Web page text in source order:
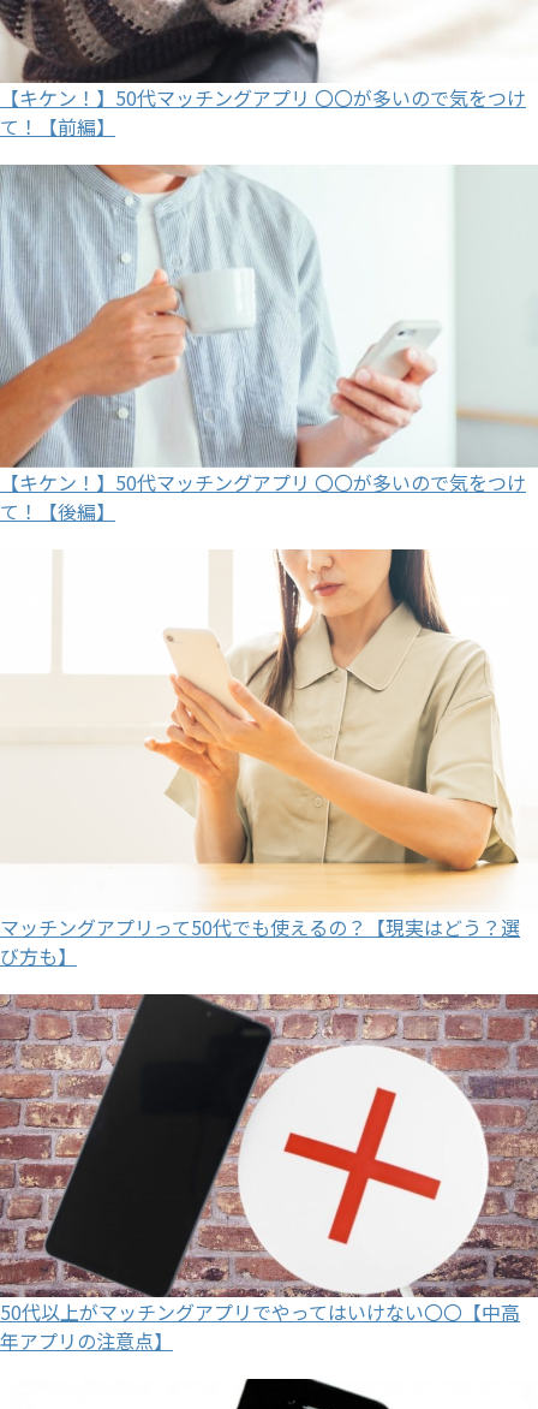
【キケン！】50代マッチングアプリ 〇〇が多いので気をつけ
て！【前編】
【キケン！】50代マッチングアプリ 〇〇が多いので気をつけ
て！【後編】
マッチングアプリって50代でも使えるの？【現実はどう？選
び方も】
50代以上がマッチングアプリでやってはいけない〇〇【中高
年アプリの注意点】